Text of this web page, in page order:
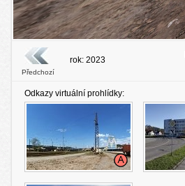
Předchozí
rok: 2023
Odkazy virtuální prohlídky: